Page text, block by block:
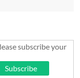
subscribe your